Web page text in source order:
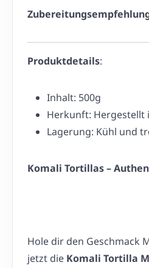
Produktdetails:
Inhalt: 500g
Herkunft: Hergestellt
Lagerung: Kühl und
Komali Tortillas –
Hole dir den Geschmack
jetzt die Komali Tortilla